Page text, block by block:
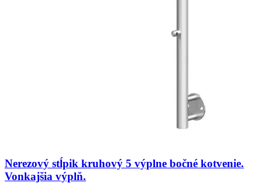
Nerezový stĺpik kruhový 5 výplne bočné kotvenie.
Vonkajšia výplň.